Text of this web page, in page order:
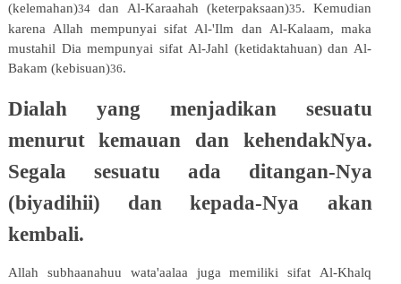
(kelemahan)34dan Al-Karaahah (keterpaksaan)35. Kemudian
karena Allah mempunyai sifat Al-'Ilm dan Al-Kalaam, maka
mustahil Dia mempunyai sifat Al-Jahl (ketidaktahuan) dan Al-
Bakam (kebisuan)36.
Dialah yang menjadikan sesuatu
menurut kemauan dan kehendakNya.
Segala sesuatu ada ditangan-Nya
(biyadihii) dan kepada-Nya akan
kembali.
Allah subhaanahuu wata'aalaa juga memiliki sifat
Al-Khalq